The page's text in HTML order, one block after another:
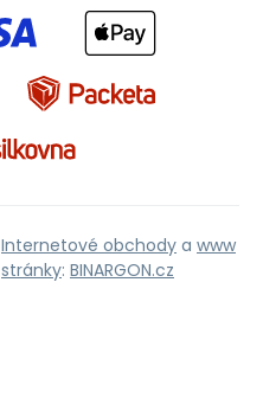
Internetové obchody a www
stránky: BINARGON.cz